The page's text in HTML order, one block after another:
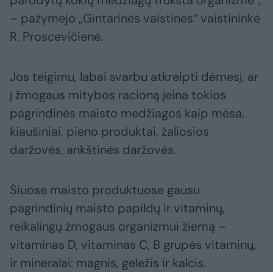
– pažymėjo „Gintarinės vaistinės“ vaistininkė
R. Proscevičienė.
Jos teigimu, labai svarbu atkreipti dėmesį, ar
į žmogaus mitybos racioną įeina tokios
pagrindinės maisto medžiagos kaip mėsa,
kiaušiniai, pieno produktai, žaliosios
daržovės, ankštinės daržovės.
Šiuose maisto produktuose gausu
pagrindinių maisto papildų ir vitaminų,
reikalingų žmogaus organizmui žiemą –
vitaminas D, vitaminas C, B grupės vitaminų,
ir mineralai: magnis, geležis ir kalcis.